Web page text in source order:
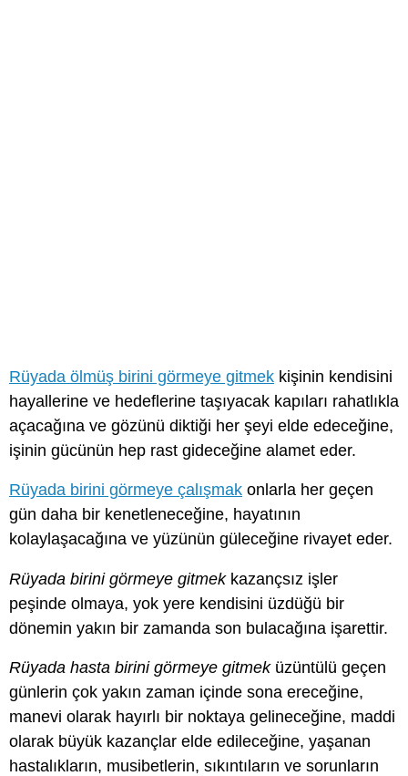
Rüyada ölmüş birini görmeye gitmek kişinin kendisini
hayallerine ve hedeflerine taşıyacak kapıları rahatlıkla
açacağına ve gözünü diktiği her şeyi elde edeceğine,
işinin gücünün hep rast gideceğine alamet eder.
Rüyada birini görmeye çalışmak onlarla her geçen
gün daha bir kenetleneceğine, hayatının
kolaylaşacağına ve yüzünün güleceğine rivayet eder.
Rüyada birini görmeye gitmekkazançsız işler
peşinde olmaya, yok yere kendisini üzdüğü bir
dönemin yakın bir zamanda son bulacağına işarettir.
Rüyada hasta birini görmeye gitmeküzüntülü geçen
günlerin çok yakın zaman içinde sona ereceğine,
manevi olarak hayırlı bir noktaya gelineceğine, maddi
olarak büyük kazançlar elde edileceğine, yaşanan
hastalıkların, musibetlerin, sıkıntıların ve sorunların